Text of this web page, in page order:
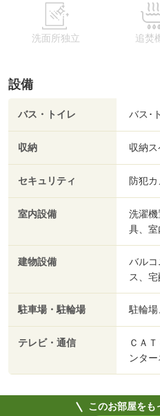
洗面所独立 追焚
設備
バス・トイレ バス･
収納 収納
セキュリティ 防犯カ
室内設備
洗濯
具、
建物設備
バル
ス、
駐車場・駐輪場 駐輪
テレビ・通信
ＣＡ
ンタ
このお部屋をも